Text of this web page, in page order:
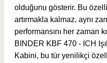
olduğunu gösterir. Bu
artırmakla kalmaz, aynı
performansını her zaman
BINDER KBF 470 - ICH
Kabini, bu tür yenilikçi